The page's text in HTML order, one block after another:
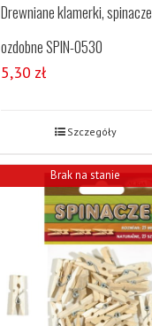
Drewniane klamerki, spinacze
ozdobne SPIN-0530
5,30 zł
Szczegóły
Brak na stanie